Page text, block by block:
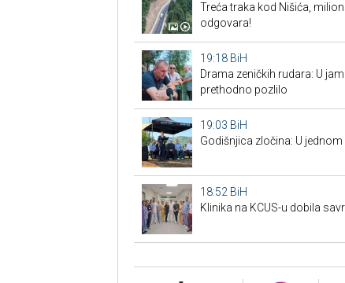
Treća traka kod Nišića,
odgovara!
19:18 BiH
Drama zeničkih rudara: U
prethodno pozlilo
19:03 BiH
Godišnjica zločina: U
18:52 BiH
Klinika na KCUS-u dobila